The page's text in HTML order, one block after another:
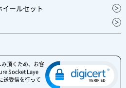
ールセット
頂くため、お客
Socket Laye
送受信を行って